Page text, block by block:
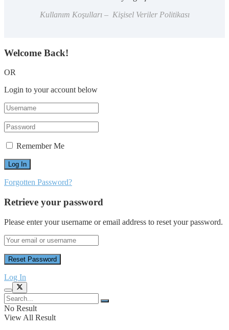
Kullanım Koşulları – Kişisel Veriler Politikası
Welcome Back!
OR
Login to your account below
Remember Me
Forgotten Password?
Retrieve your password
Please enter your username or email address to reset your password.
Log In
No Result
View All Result